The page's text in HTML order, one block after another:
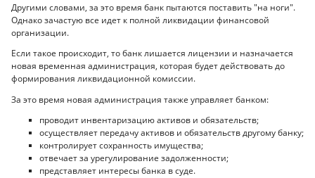
Другими словами, за это время банк пытаются поставить "на ноги".
Однако зачастую все идет к полной ликвидации финансовой
организации.
Если такое происходит, то банк лишается лицензии и назначается
новая временная администрация, которая будет действовать до
формирования ликвидационной комиссии.
За это время новая администрация также управляет банком:
проводит инвентаризацию активов и обязательств;
осуществляет передачу активов и обязательств другому банку;
контролирует сохранность имущества;
отвечает за урегулирование задолженности;
представляет интересы банка в суде.